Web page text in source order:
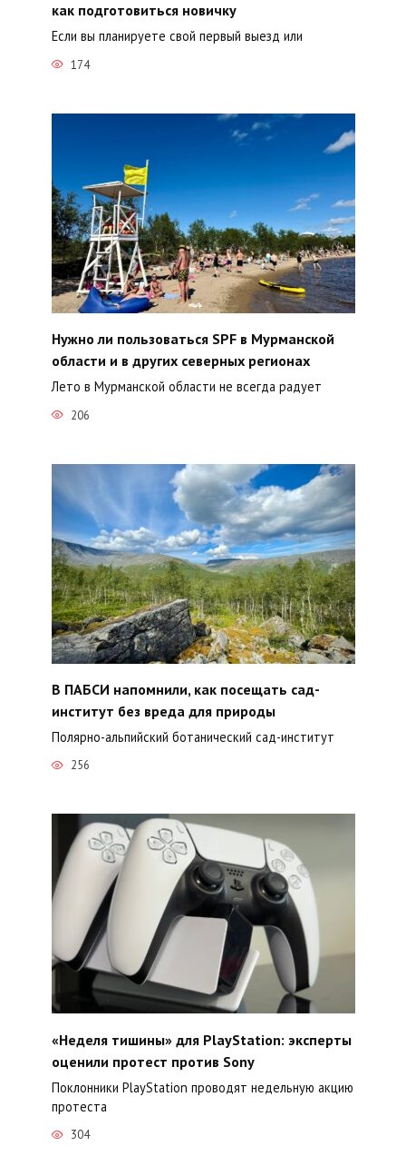
как подготовиться новичку
Если вы планируете свой первый выезд или
174
Нужно ли пользоваться SPF в Мурманской
области и в других северных регионах
Лето в Мурманской области не всегда радует
206
В ПАБСИ напомнили, как посещать сад-
институт без вреда для природы
Полярно-альпийский ботанический сад-институт
256
«Неделя тишины» для PlayStation: эксперты
оценили протест против Sony
Поклонники PlayStation проводят недельную акцию
протеста
304